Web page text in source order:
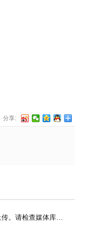
分享:
本页。”错误的解决方法